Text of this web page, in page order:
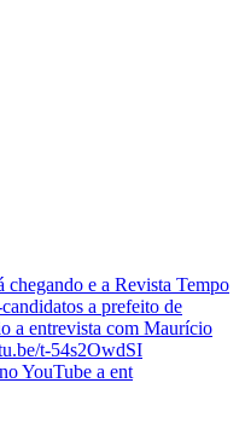
YouTube a ent